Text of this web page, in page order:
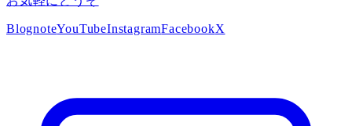
BlognoteYouTubeInstagramFacebookX